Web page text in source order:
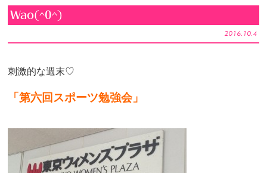
Wao(^0^)
2016.10.4
刺激的な週末♡
「第六回スポーツ勉強会」